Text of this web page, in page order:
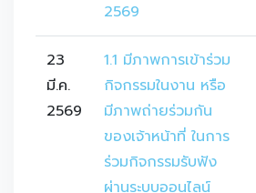
2569
23
มี.ค.
2569
1.1 มีภาพการเข้าร่วม
กิจกรรมในงาน หรือ
มีภาพถ่ายร่วมกัน
ของเจ้าหน้าที่ ในการ
ร่วมกิจกรรมรับฟัง
ผ่านระบบออนไลน์